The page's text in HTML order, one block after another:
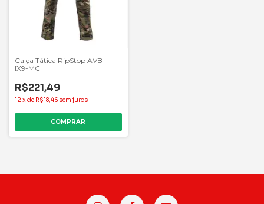
Calça Tática RipStop AVB -
IX9-MC
R$221,49
12 xde R$18,46 sem juros
COMPRAR